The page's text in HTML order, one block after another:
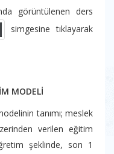
görüntülenen ders
simgesine tıklayarak
MODELİ
tanımı; meslek
verilen eğitim
şeklinde, son 1